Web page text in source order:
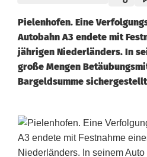
Pielenhofen. Eine
Autobahn A3 endete mit
jährigen Niederländers. In
große Mengen
Bargeldsumme